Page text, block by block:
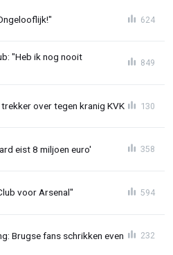
624
"Heb ik nog nooit
849
over tegen kranig KVK 130
eist 8 miljoen euro' 358
voor Arsenal" 594
Brugse fans schrikken even 232